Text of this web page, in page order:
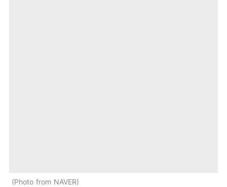
Photo from NAVER